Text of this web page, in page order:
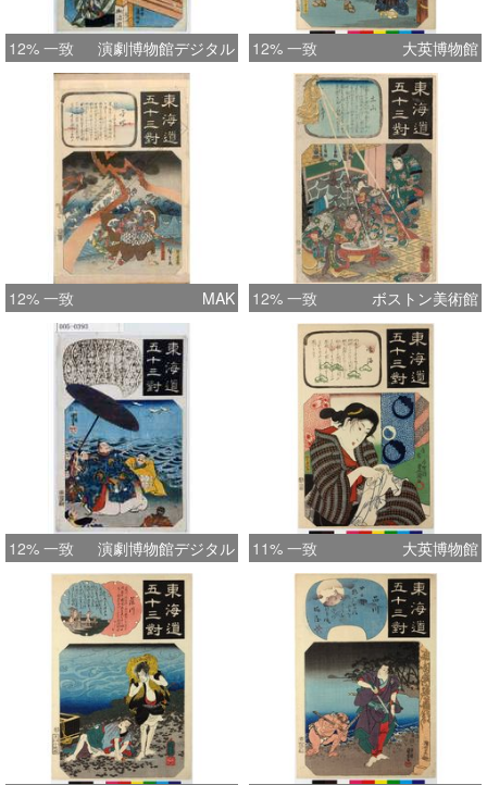
12% 一致 演劇博物館デジタル 12% 一致 大英博物館
12% 一致 MAK 12% 一致 ボストン美術館
12% 一致 演劇博物館デジタル 11% 一致 大英博物館